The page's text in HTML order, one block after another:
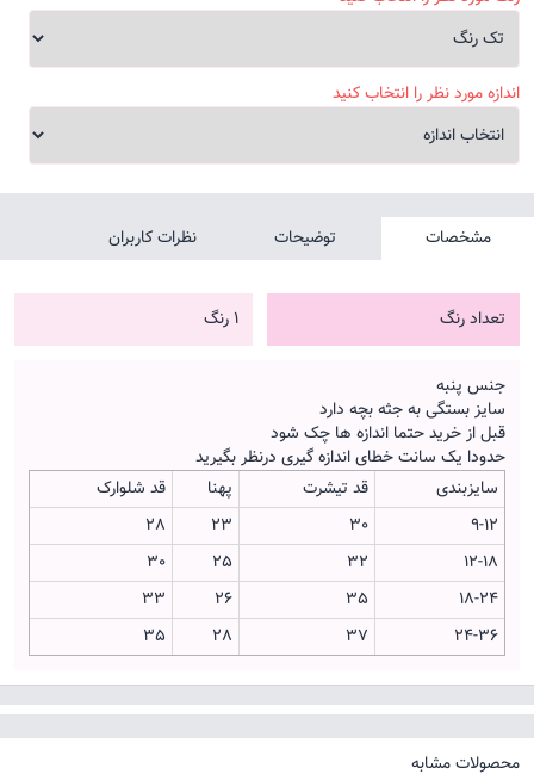
اندازه مورد نظر را انتخاب کنید
مشخصات توضیحات نظرات کاربران
تعداد رنگ 1 رنگ
جنس پنبه
سایز بستگی به جثه بچه دارد
قبل از خرید حتما اندازه ها چک شود
حدودا یک سانت خطای اندازه گیری درنظر بگیرید
سایزبندی
قد تیشرت پهنا
قد شلوارک
9-12
30
23
28
12-18
32
25
30
18-24
35
26
33
24-36
37
28
35
محصولات مشابه